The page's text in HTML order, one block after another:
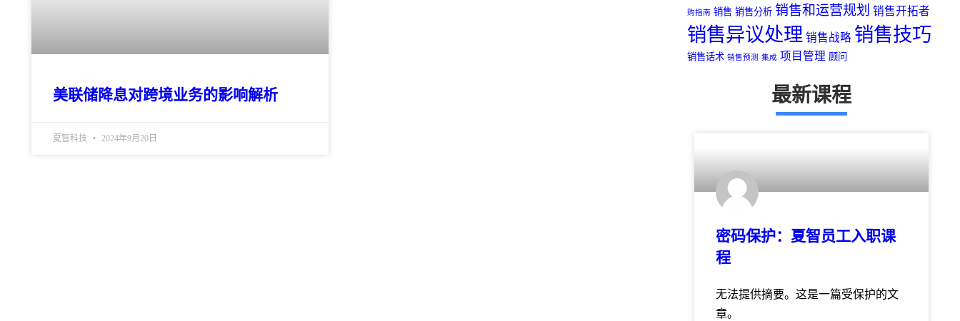
美联储降息对跨境业务的影响解析
夏智科技 2024年9月20日
购指南 销售 销售分析 销售和运营规划 销售开拓者
销售异议处理 销售战略 销售技巧
销售话术 销售预测 集成 项目管理 顾问
最新课程
密码保护：夏智员工入职课
程
无法提供摘要。这是一篇受保护的文
章。